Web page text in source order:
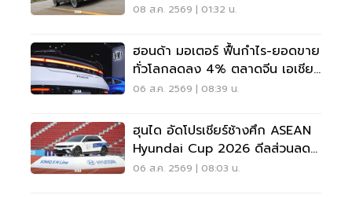
08 ส.ค. 2569 | 01:32 น.
ฮอนด้า มอเตอร์ ฟื้นกำไร-ยอดขาย
ทั่วโลกลดลง 4% ตลาดจีน เอเชีย
ร่วง
06 ส.ค. 2569 | 08:39 น.
ฮุนได อัดโปรเชียร์ช้างศึก ASEAN
Hyundai Cup 2026 ดีลส่วนลด
5 แสน แจกเสื้อทีมชาติไทย
06 ส.ค. 2569 | 08:03 น.